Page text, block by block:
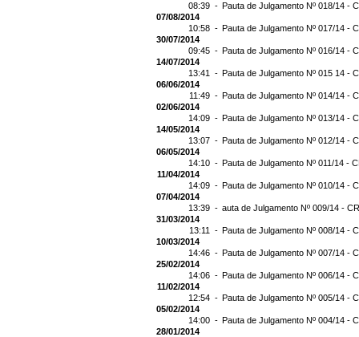
08:39 - Pauta de Julgamento Nº 018/14 -
07/08/2014
10:58 - Pauta de Julgamento Nº 017/14 -
30/07/2014
09:45 - Pauta de Julgamento Nº 016/14 -
14/07/2014
13:41 - Pauta de Julgamento Nº 015 14 -
06/06/2014
11:49 - Pauta de Julgamento Nº 014/14 -
02/06/2014
14:09 - Pauta de Julgamento Nº 013/14 -
14/05/2014
13:07 - Pauta de Julgamento Nº 012/14 -
06/05/2014
14:10 - Pauta de Julgamento Nº 011/14 -
11/04/2014
14:09 - Pauta de Julgamento Nº 010/14 -
07/04/2014
13:39 - auta de Julgamento Nº 009/14 -
31/03/2014
13:11 - Pauta de Julgamento Nº 008/14 -
10/03/2014
14:46 - Pauta de Julgamento Nº 007/14 -
25/02/2014
14:06 - Pauta de Julgamento Nº 006/14 -
11/02/2014
12:54 - Pauta de Julgamento Nº 005/14 -
05/02/2014
14:00 - Pauta de Julgamento Nº 004/14 -
28/01/2014